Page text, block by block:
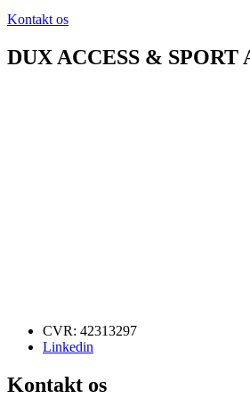
Kontakt os
DUX ACCESS & SPORT
CVR: 42313297
Linkedin
Kontakt os